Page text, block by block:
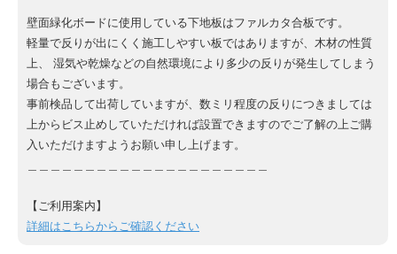
壁面緑化ボードに使用している下地板はファルカタ合板です。
軽量で反りが出にくく施工しやすい板ではありますが、木材の性質
上、 湿気や乾燥などの自然環境により多少の反りが発生してしまう
場合もございます。
事前検品して出荷していますが、数ミリ程度の反りにつきましては
上からビス止めしていただければ設置できますのでご了解の上ご購
入いただけますようお願い申し上げます。
【ご利用案内】
詳細はこちらからご確認ください